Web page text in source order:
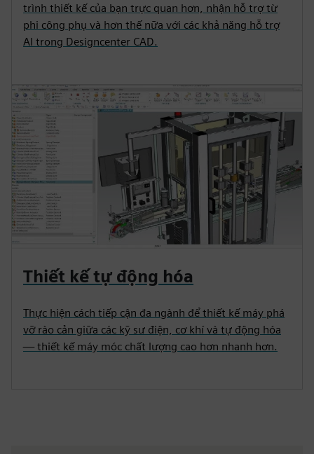
trình thiết kế của bạn trực quan hơn, nhận hỗ trợ từ
phi công phụ và hơn thế nữa với các khả năng hỗ trợ
AI trong Designcenter CAD.
Thiết kế tự động hóa
Thực hiện cách tiếp cận đa ngành để thiết kế máy phá
vỡ rào cản giữa các kỹ sư điện, cơ khí và tự động hóa
— thiết kế máy móc chất lượng cao hơn nhanh hơn.